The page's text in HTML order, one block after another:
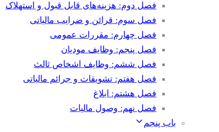
فصل دوم: هزینه‌های قابل قبول و استهلاک
فصل سوم: قرائن و ضرایب مالیاتی
فصل چهارم: مقررات عمومی
فصل پنجم: وظایف مودیان
فصل ششم: وظایف اشخاص ثالث
فصل هفتم: تشویقات و جرائم مالیاتی
فصل هشتم: ابلاغ
فصل نهم: وصول مالیات
باب پنجم